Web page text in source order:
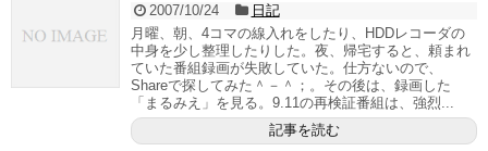
2007/10/24
日記
月曜、朝、4コマの線入れをしたり、HDDレコーダの
中身を少し整理したりした。夜、帰宅すると、頼まれ
ていた番組録画が失敗していた。仕方ないので、
Shareで探してみた＾－＾；。その後は、録画した
「まるみえ」を見る。9.11の再検証番組は、強烈...
記事を読む